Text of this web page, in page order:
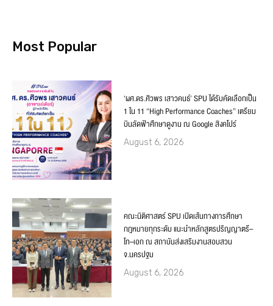
Most Popular
‘ผศ.ดร.ศิวพร เสาวคนธ์’ SPU ได้รับคัดเลือกเป็น
1 ใน 11 “High Performance Coaches” เตรียม
บินลัดฟ้าศึกษาดูงาน ณ Google สิงคโปร์
August 6, 2026
คณะนิติศาสตร์ SPU เปิดเส้นทางการศึกษา
กฎหมายทุกระดับ แนะนำหลักสูตรปริญญาตรี–
โท–เอก ณ สถาบันส่งเสริมงานสอบสวน
จ.นครปฐม
August 6, 2026